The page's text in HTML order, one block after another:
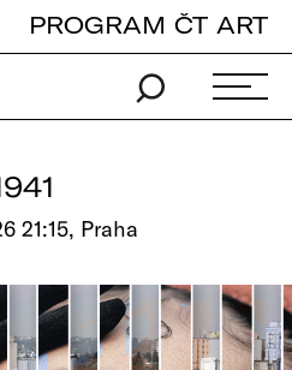
PROGRAM ČT ART
21:15, Praha